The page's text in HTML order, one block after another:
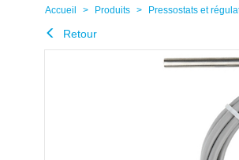
Accueil Produits Pressostats et
Retour